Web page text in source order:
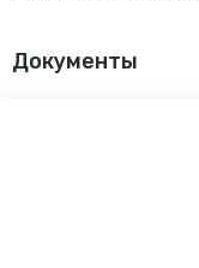
Документы